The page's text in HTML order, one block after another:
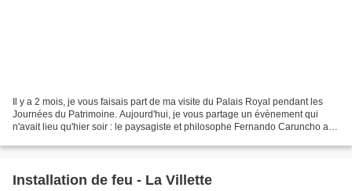
Il y a 2 mois, je vous faisais part de ma visite du Palais Royal pendant les
Journées du Patrimoine. Aujourd'hui, je vous partage un évènement qui
n'avait lieu qu'hier soir : le paysagiste et philosophe Fernando Caruncho a
Installation de feu - La Villette